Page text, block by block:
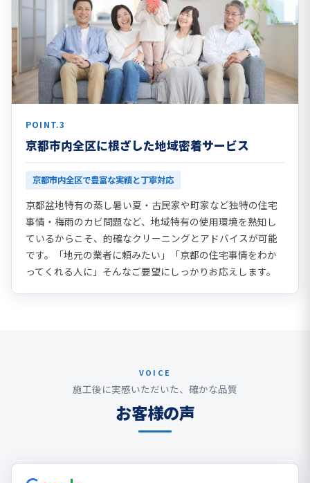
POINT.3
京都市内全区に根ざした地域密着サービス
京都市内全区で豊富な実績と丁寧対応
京都盆地特有の蒸し暑い夏・古民家や町家など独特の住宅
事情・梅雨のカビ問題など、地域特有の使用環境を熟知し
ているからこそ、的確なクリーニングとアドバイスが可能
です。「地元の業者に頼みたい」「京都の住宅事情をわか
ってくれる人に」そんなご要望にしっかりお応えします。
VOICE
施工後に実感いただいた、確かな品質
お客様の声